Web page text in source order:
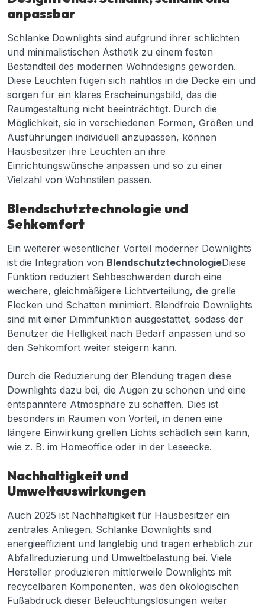
anpassbar
Schlanke Downlights sind aufgrund ihrer schlichten
und minimalistischen Ästhetik zu einem festen
Bestandteil des modernen Wohndesigns geworden.
Diese Leuchten fügen sich nahtlos in die Decke ein und
sorgen für ein klares Erscheinungsbild, das die
Raumgestaltung nicht beeinträchtigt. Durch die
Möglichkeit, sie in verschiedenen Formen, Größen und
Ausführungen individuell anzupassen, können
Hausbesitzer ihre Leuchten an ihre
Einrichtungswünsche anpassen und so zu einer
Vielzahl von Wohnstilen passen.
Blendschutztechnologie und
Sehkomfort
Ein weiterer wesentlicher Vorteil moderner Downlights
ist die Integration von BlendschutztechnologieDiese
Funktion reduziert Sehbeschwerden durch eine
weichere, gleichmäßigere Lichtverteilung, die grelle
Flecken und Schatten minimiert. Blendfreie Downlights
sind mit einer Dimmfunktion ausgestattet, sodass der
Benutzer die Helligkeit nach Bedarf anpassen und so
den Sehkomfort weiter steigern kann.
Durch die Reduzierung der Blendung tragen diese
Downlights dazu bei, die Augen zu schonen und eine
entspanntere Atmosphäre zu schaffen. Dies ist
besonders in Räumen von Vorteil, in denen eine
längere Einwirkung grellen Lichts schädlich sein kann,
wie z. B. im Homeoffice oder in der Leseecke.
Nachhaltigkeit und
Umweltauswirkungen
Auch 2025 ist Nachhaltigkeit für Hausbesitzer ein
zentrales Anliegen. Schlanke Downlights sind
energieeffizient und langlebig und tragen erheblich zur
Abfallreduzierung und Umweltbelastung bei. Viele
Hersteller produzieren mittlerweile Downlights mit
recycelbaren Komponenten, was den ökologischen
Fußabdruck dieser Beleuchtungslösungen weiter